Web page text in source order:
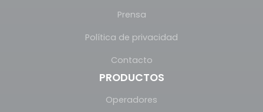
Prensa
Política de privacidad
Contacto
PRODUCTOS
Operadores